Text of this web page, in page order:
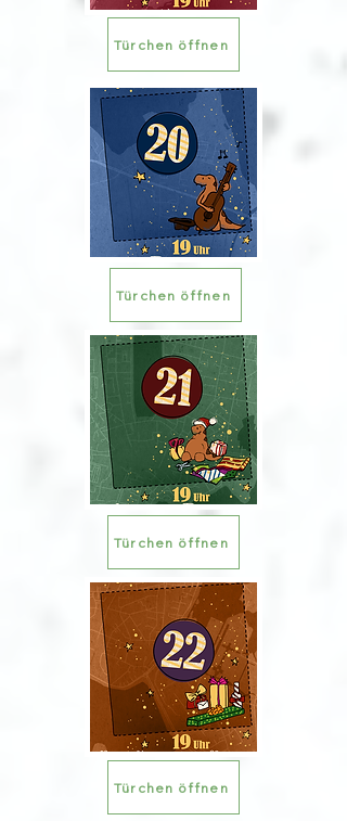
Türchen öffnen
Türchen öffnen
Türchen öffnen
Türchen öffnen